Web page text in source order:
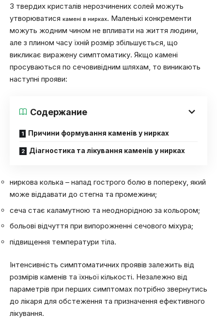
З твердих кристалів нерозчинених солей можуть
утворюватися камені в нирках. Маленькі конкременти
можуть жодним чином не впливати на життя людини,
але з плином часу їхній розмір збільшується, що
викликає виражену симптоматику. Якщо камені
просуваються по сечовивідним шляхам, то виникають
наступні прояви:
Содержание
Причини формування каменів у нирках
Діагностика та лікування каменів у нирках
ниркова колька – напад гострого болю в попереку, який
може віддавати до стегна та промежини;
сеча стає каламутною та неоднорідною за кольором;
больові відчуття при випорожненні сечового міхура;
підвищення температури тіла.
Інтенсивність симптоматичних проявів залежить від
розмірів каменів та їхньої кількості. Незалежно від
параметрів при перших симптомах потрібно звернутись
до лікаря для обстеження та призначення ефективного
лікування.